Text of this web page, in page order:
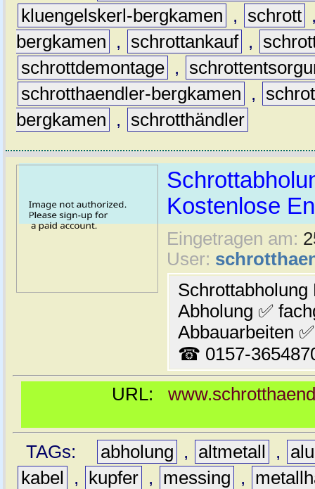
kluengelskerl-bergkamen
, schrott
bergkamen
, schrottankauf ,
schrottdemontage ,
schrotthaendler-bergkamen
,
bergkamen
, schrotthändler
Kostenlose
Eingetragen am:
User:
Schrottabholung
Abholung ✅
Abbauarbeiten
☎ 0157-
URL:
TAGs: abholung , altmetall ,
kabel
, kupfer , messing ,